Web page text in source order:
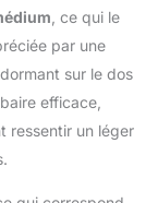
roulé
une
que
, ce qui le
par une
sur le dos
efficace,
ressentir un léger